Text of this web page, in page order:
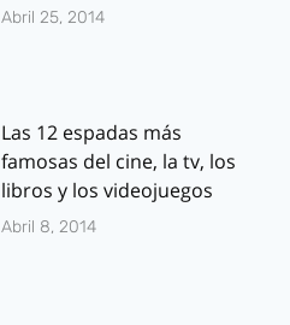
Abril 25, 2014
Las 12 espadas más
famosas del cine, la tv, los
libros y los videojuegos
Abril 8, 2014